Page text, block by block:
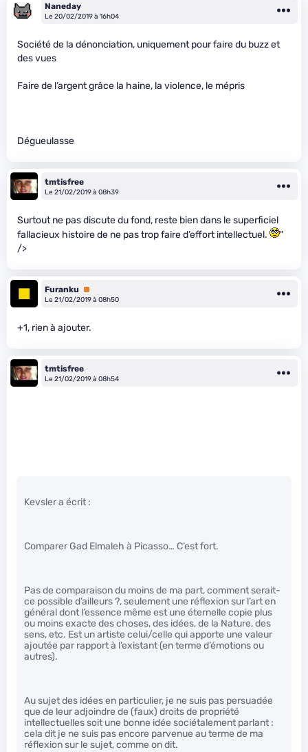
Naneday
Le 20/02/2019 à 16h04
Société de la dénonciation, uniquement pour faire du buzz et
des vues
Faire de l’argent grâce la haine, la violence, le mépris
Dégueulasse
tmtisfree
Le 21/02/2019 à 08h39
Surtout ne pas discute du fond, reste bien dans le superficiel
fallacieux histoire de ne pas trop faire d’effort intellectuel.
"
/>
Furanku
Premium
Le 21/02/2019 à 08h50
+1, rien à ajouter.
tmtisfree
Le 21/02/2019 à 08h54
Kevsler a écrit :
Comparer Gad Elmaleh à Picasso… C’est fort.
Pas de comparaison du moins de ma part, comment serait-
ce possible d’ailleurs ?, seulement une réflexion sur l’art en
général dont l’essence même est une éternelle copie plus
ou moins exacte des choses, des idées, de la Nature, des
sens, etc. Est un artiste celui/celle qui apporte une valeur
ajoutée par rapport à l’existant (en terme d’émotions ou
autres).
Au sujet des idées en particulier, je ne suis pas persuadée
que de leur adjoindre de (faux) droits de propriété
intellectuelles soit une bonne idée sociétalement parlant :
cela dit je ne suis pas encore parvenue au terme de ma
réflexion sur le sujet, comme on dit.